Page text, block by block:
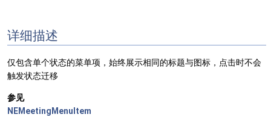
详细描述
仅包含单个状态的菜单项，始终展示相同的标题与图标，点击时不会
触发状态迁移
参见
NEMeetingMenuItem